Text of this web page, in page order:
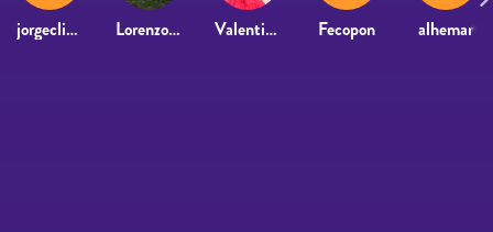
jorgecliment Lorenzo Perez Valentina Bocchio Fecopon alhemar